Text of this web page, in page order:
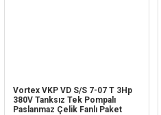
Vortex VKP VD S/S 7-07 T 3Hp
380V Tanksız Tek Pompalı
Paslanmaz Çelik Fanlı Paket